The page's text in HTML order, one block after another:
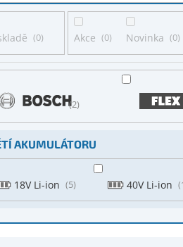
0 Akce 0 Novinka 0
2
AKUMULÁTORU
18V Li-ion 5 40V Li-ion